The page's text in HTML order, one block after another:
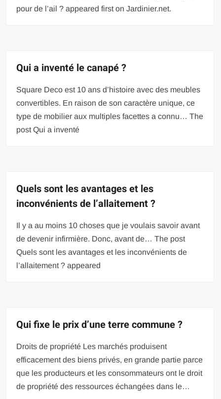
pour de l’ail ? appeared first on Jardinier.net.
Qui a inventé le canapé ?
Square Deco est 10 ans d’histoire avec des meubles
convertibles. En raison de son caractère unique, ce
type de mobilier aux multiples facettes a connu… The
post Qui a inventé
Quels sont les avantages et les
inconvénients de l’allaitement ?
Il y a au moins 10 choses que je voulais savoir avant
de devenir infirmière. Donc, avant de… The post
Quels sont les avantages et les inconvénients de
l’allaitement ? appeared
Qui fixe le prix d’une terre commune ?
Droits de propriété Les marchés produisent
efficacement des biens privés, en grande partie parce
que les producteurs et les consommateurs ont le droit
de propriété des ressources échangées dans le…